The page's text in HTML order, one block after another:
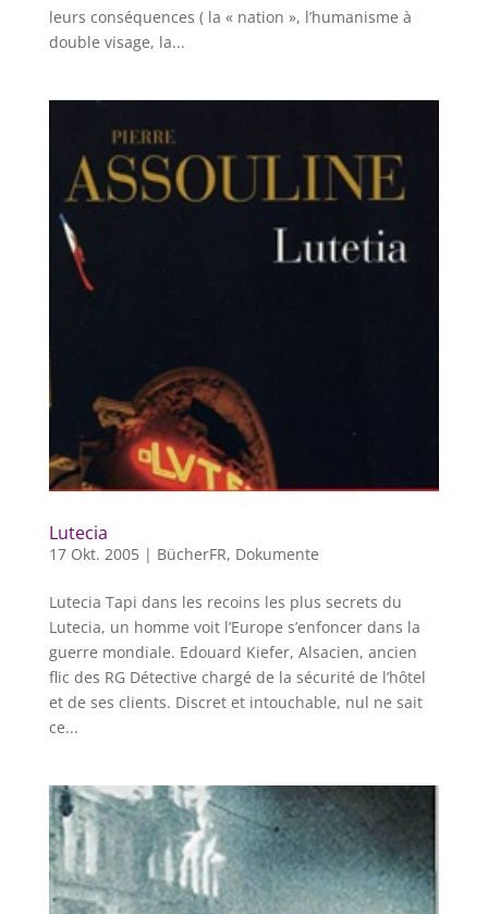
leurs conséquences ( la « nation », l’humanisme à
double visage, la...
Lutecia
17 Okt. 2005| BücherFR, Dokumente
Lutecia Tapi dans les recoins les plus secrets du
Lutecia, un homme voit l’Europe s’enfoncer dans la
guerre mondiale. Edouard Kiefer, Alsacien, ancien
flic des RG Détective chargé de la sécurité de l’hôtel
et de ses clients. Discret et intouchable, nul ne sait
ce...